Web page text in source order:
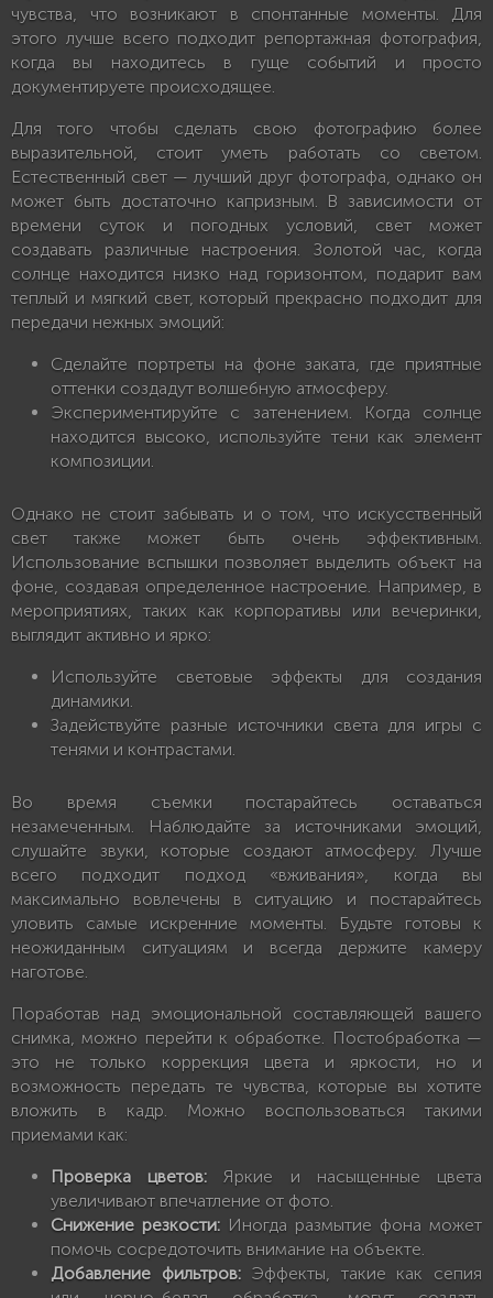
чувства, что возникают в спонтанные моменты. Для
этого лучше всего подходит репортажная фотография,
когда вы находитесь в гуще событий и просто
документируете происходящее.
Для того чтобы сделать свою фотографию более
выразительной, стоит уметь работать со светом.
Естественный свет — лучший друг фотографа, однако он
может быть достаточно капризным. В зависимости от
времени суток и погодных условий, свет может
создавать различные настроения. Золотой час, когда
солнце находится низко над горизонтом, подарит вам
теплый и мягкий свет, который прекрасно подходит для
передачи нежных эмоций:
Сделайте портреты на фоне заката, где приятные
оттенки создадут волшебную атмосферу.
Экспериментируйте с затенением. Когда солнце
находится высоко, используйте тени как элемент
композиции.
Однако не стоит забывать и о том, что искусственный
свет также может быть очень эффективным.
Использование вспышки позволяет выделить объект на
фоне, создавая определенное настроение. Например, в
мероприятиях, таких как корпоративы или вечеринки,
выглядит активно и ярко:
Используйте световые эффекты для создания
динамики.
Задействуйте разные источники света для игры с
тенями и контрастами.
Во время съемки постарайтесь оставаться
незамеченным. Наблюдайте за источниками эмоций,
слушайте звуки, которые создают атмосферу. Лучше
всего подходит подход «вживания», когда вы
максимально вовлечены в ситуацию и постарайтесь
уловить самые искренние моменты. Будьте готовы к
неожиданным ситуациям и всегда держите камеру
наготове.
Поработав над эмоциональной составляющей вашего
снимка, можно перейти к обработке. Постобработка —
это не только коррекция цвета и яркости, но и
возможность передать те чувства, которые вы хотите
вложить в кадр. Можно воспользоваться такими
приемами как:
Проверка цветов: Яркие и насыщенные цвета
увеличивают впечатление от фото.
Снижение резкости: Иногда размытие фона может
помочь сосредоточить внимание на объекте.
Добавление фильтров:Эффекты, такие как сепия